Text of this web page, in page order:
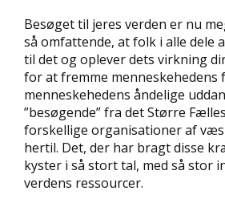
Besøget til jeres verden er nu
så omfattende, at folk i alle dele
til det og oplever dets virkning
for at fremme menneskehedens
menneskehedens åndelige
”besøgende” fra det Større
forskellige organisationer af
hertil. Det, der har bragt disse
kyster i så stort tal, med så stor
verdens ressourcer.